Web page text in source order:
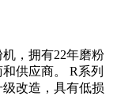
，拥有22年磨粉
供应商。 R系列
改造，具有低损